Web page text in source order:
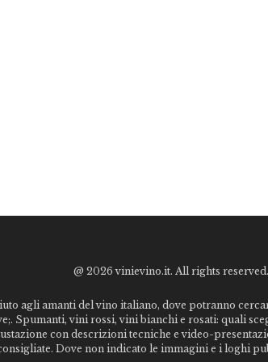
@ 2026 vinievino.it. All rights
agli amanti del vino italiano, dove potranno
Spumanti, vini rossi, vini bianchi e rosati: quali
con descrizioni tecniche e video-
Dove non indicato le immagini e i loghi